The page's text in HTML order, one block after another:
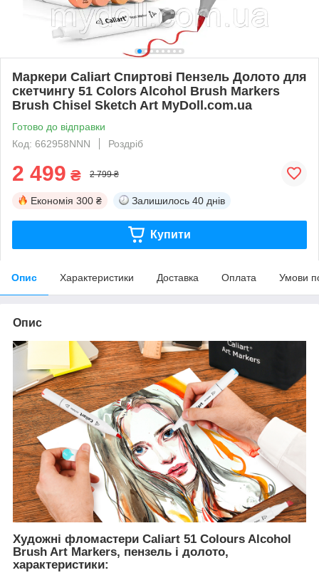
Маркери Caliart Спиртові Пензель Долото для
скетчингу 51 Colors Alcohol Brush Markers
Brush Chisel Sketch Art MyDoll.com.ua
Готово до відправки
Код: 662958NNN
Роздріб
2 499 ₴ 2 799 ₴
Економія 300 ₴ Залишилось 40 днів
Купити
Опис Характеристики Доставка Оплата Умови
Опис
Художні фломастери Caliart 51 Colours Alcohol
Brush Art Markers, пензель і долото,
характеристики: